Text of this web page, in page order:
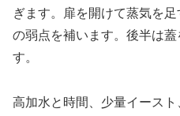
ぎます。扉を開けて蒸気を
の弱点を補います。後半は
す。
高加水と時間、少量イース